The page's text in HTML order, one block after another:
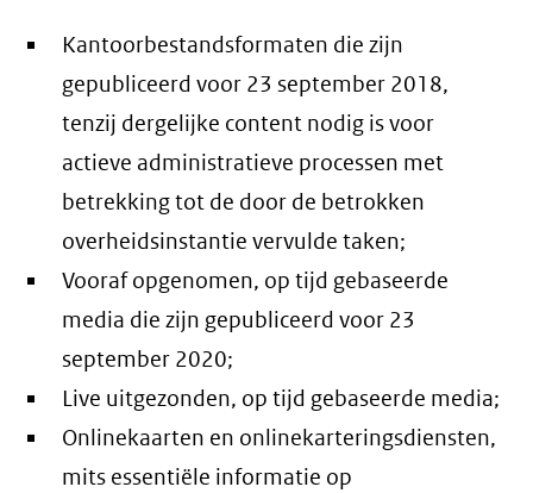
Kantoorbestandsformaten die zijn
gepubliceerd voor 23 september 2018,
tenzij dergelijke content nodig is voor
actieve administratieve processen met
betrekking tot de door de betrokken
overheidsinstantie vervulde taken;
Vooraf opgenomen, op tijd gebaseerde
media die zijn gepubliceerd voor 23
september 2020;
Live uitgezonden, op tijd gebaseerde media;
Onlinekaarten en onlinekarteringsdiensten,
mits essentiële informatie op